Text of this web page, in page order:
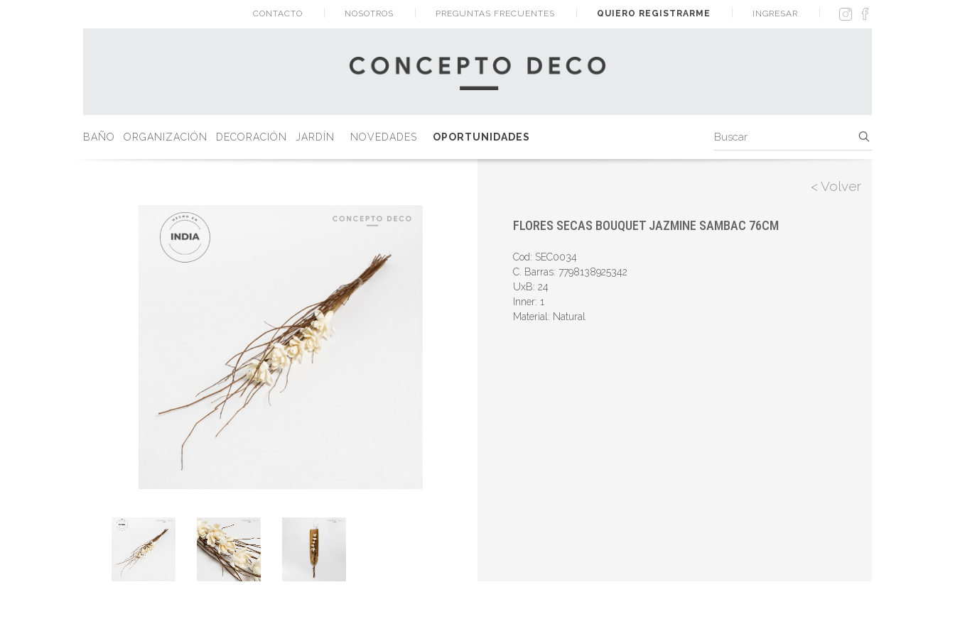
CONTACTO NOSOTROS PREGUNTAS FRECUENTES QUIERO REGISTRARME INGRESAR
BAÑO ORGANIZACIÓN DECORACIÓN JARDÍN NOVEDADES OPORTUNIDADES
< Volver
FLORES SECAS BOUQUET JAZMINE SAMBAC 76CM
Cod: SEC0034
C. Barras: 7798138925342
UxB: 24
Inner: 1
Material: Natural